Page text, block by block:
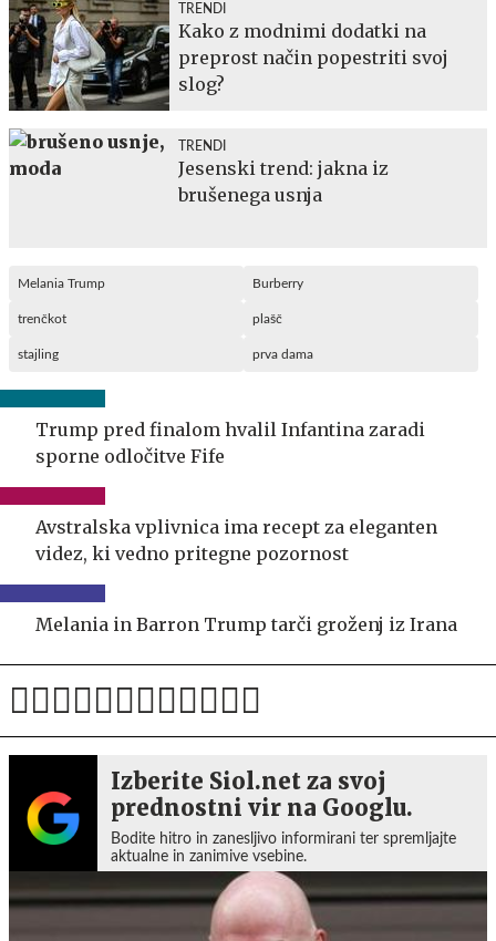
TRENDI
Kako z modnimi dodatki na
preprost način popestriti svoj
slog?
TRENDI
Jesenski trend: jakna iz
brušenega usnja
Melania Trump Burberry
trenčkot plašč
stajling prva dama
Trump pred finalom hvalil Infantina zaradi
sporne odločitve Fife
Avstralska vplivnica ima recept za eleganten
videz, ki vedno pritegne pozornost
Melania in Barron Trump tarči groženj iz Irana
Izberite Siol.net za svoj
prednostni vir na Googlu.
Bodite hitro in zanesljivo informirani ter spremljajte
aktualne in zanimive vsebine.